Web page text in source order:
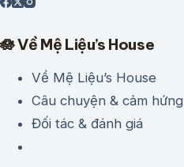
🪷 Về Mệ Liệu’s House
Về Mệ Liệu’s House
Câu chuyện & cảm hứng
Đối tác & đánh giá